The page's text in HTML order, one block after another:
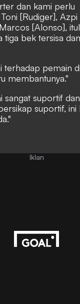
dan kami perlu
[Rudiger],
[Alonso],
tiga bek tersisa
terhadap pemain
membantunya."
sangat suportif
suportif, ini
Iklan